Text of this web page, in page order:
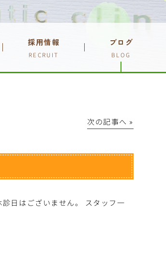
採用情報
RECRUIT
ブログ
BLOG
次の記事へ »
日はございません。 スタッフ一